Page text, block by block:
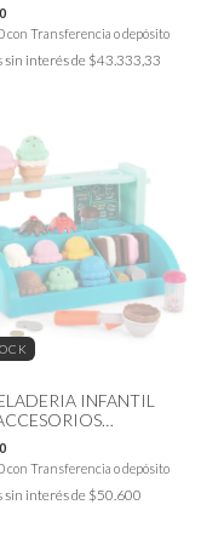
con Transferencia o depósito
sin interés de$43.333,33
INFANTIL
BATTAT
con Transferencia o depósito
sin interés de$50.600